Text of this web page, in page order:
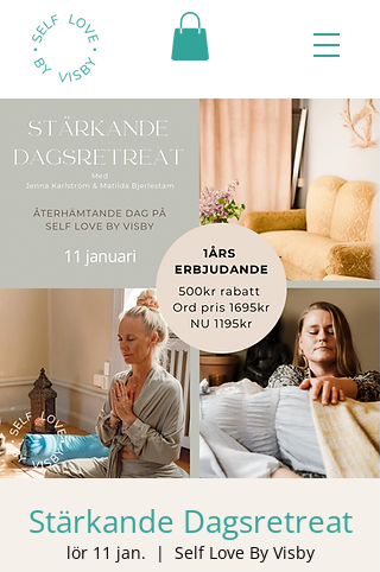
Stärkande Dagsretreat
lör 11 jan.
  |
Self Love By Visby